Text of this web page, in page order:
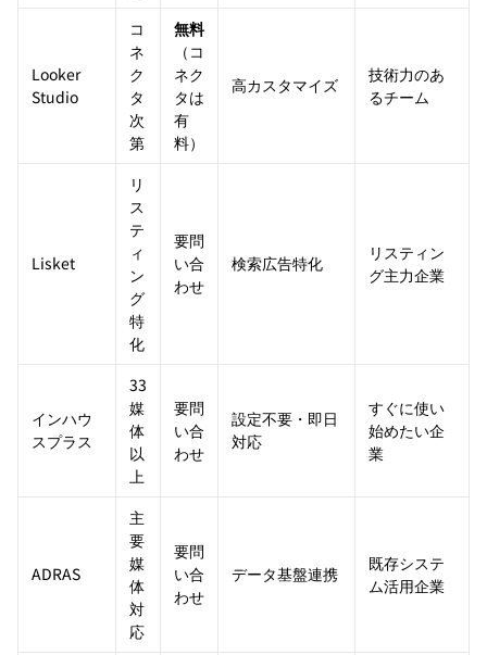
Looker
Studio
コ
ネ
ク
タ
次
第
無料
（コ
ネク
タは
有
料）
高カスタマイズ
技術力のあ
るチーム
Lisket
リ
ス
テ
ィ
ン
グ
特
化
要問
い合
わせ
検索広告特化
リスティン
グ主力企業
インハウ
スプラス
33
媒
体
以
上
要問
い合
わせ
設定不要・即日
対応
すぐに使い
始めたい企
業
ADRAS
主
要
媒
体
対
応
要問
い合
わせ
データ基盤連携
既存システ
ム活用企業